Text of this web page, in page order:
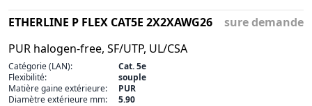
ETHERLINE P FLEX CAT5E 2X2XAWG26
PUR halogen-free, SF/UTP, UL/CSA
sure demande
Catégorie (LAN):
Cat. 5e
Flexibilité:
souple
Matière gaine extérieure:
PUR
Diamètre extérieure mm:
5.90